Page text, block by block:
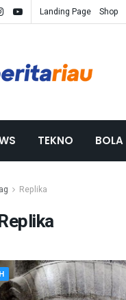
Landing Page Shop
TEKNO BOLA
Replika